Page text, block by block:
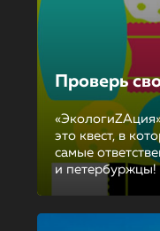
Проверь
это квест, в
самые
и петербуржцы!